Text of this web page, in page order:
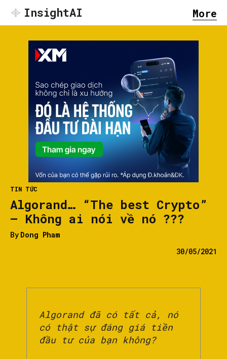
InsightAI More
TIN TỨC
Algorand… “The best Crypto”
– Không ai nói về nó ???
By Dong Pham
30/05/2021
Algorand đã có tất cả, nó
có thật sự đáng giá tiền
đầu tư của bạn không?